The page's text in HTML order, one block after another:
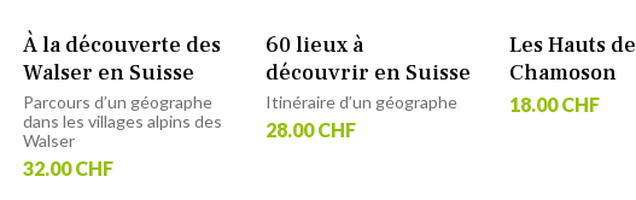
À la découverte des
Walser en Suisse
Parcours d’un géographe
dans les villages alpins des
Walser
32.00 CHF
60 lieux à
découvrir en Suisse
Itinéraire d’un géographe
28.00 CHF
Les Hauts de
Chamoson
18.00 CHF